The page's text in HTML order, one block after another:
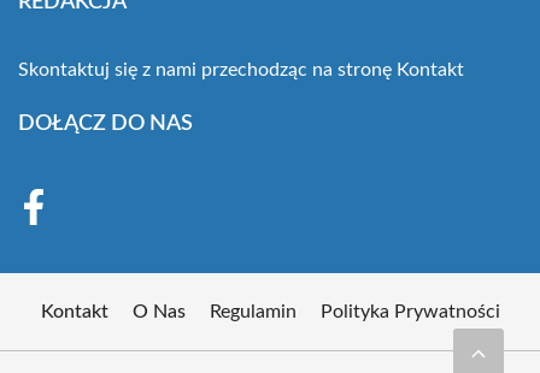
Skontaktuj się z nami przechodząc na stronę Kontakt
DOŁĄCZ DO NAS
Kontakt O Nas Regulamin Polityka Prywatności